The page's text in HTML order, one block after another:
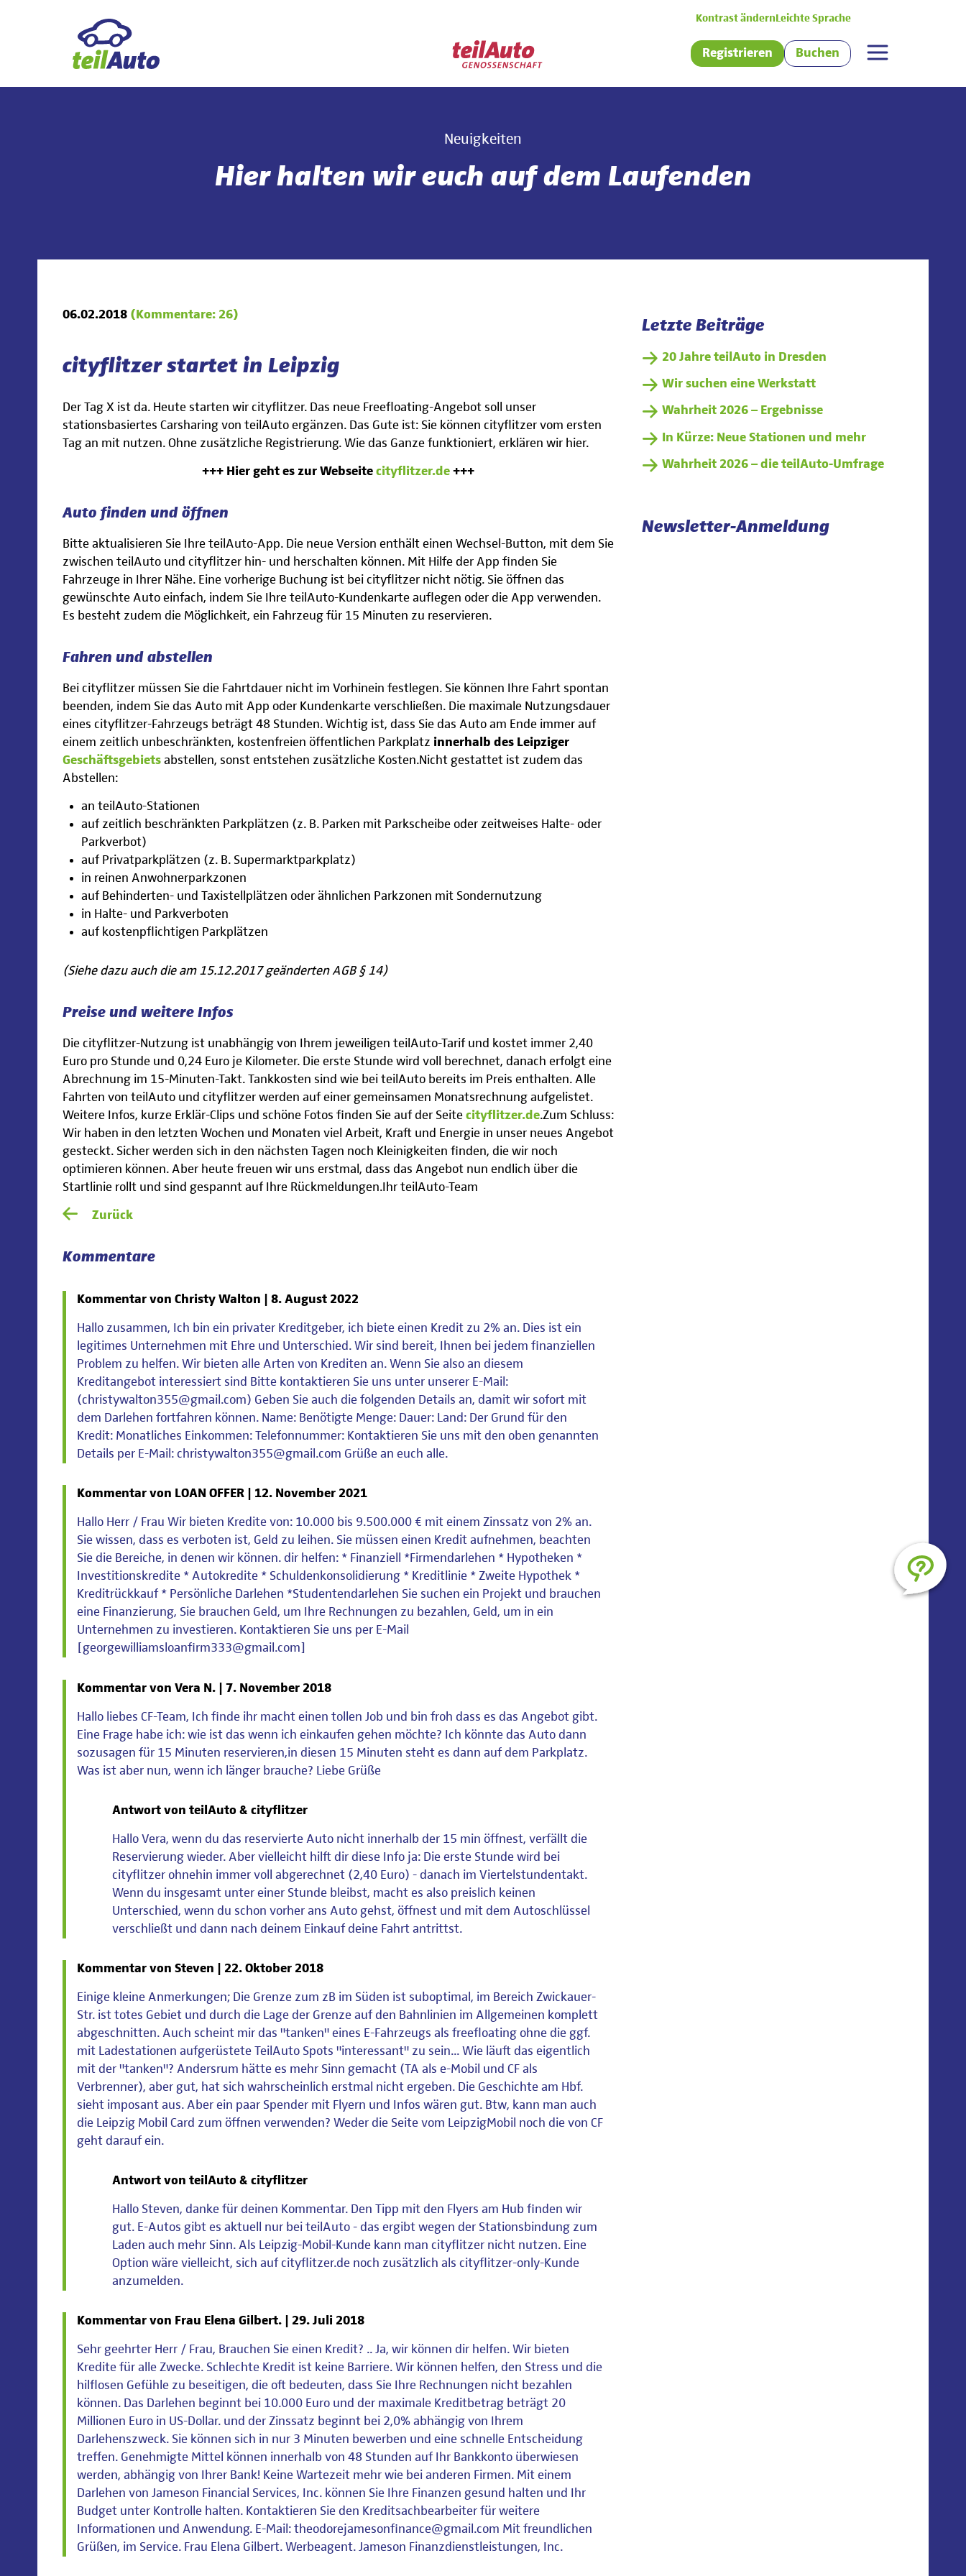
Kontrast ändern Leichte Sprache
Registrieren Buchen
Neuigkeiten
Hier halten wir euch auf dem Laufenden
06.02.2018 (Kommentare: 26)
cityflitzer startet in Leipzig
Der Tag X ist da. Heute starten wir cityflitzer. Das neue Freefloating-Angebot soll unser
stationsbasiertes Carsharing von teilAuto ergänzen. Das Gute ist: Sie können cityflitzer vom ersten
Tag an mit nutzen. Ohne zusätzliche Registrierung. Wie das Ganze funktioniert, erklären wir hier.
+++ Hier geht es zur Webseite cityflitzer.de +++
Auto finden und öffnen
Bitte aktualisieren Sie Ihre teilAuto-App. Die neue Version enthält einen Wechsel-Button, mit dem Sie
zwischen teilAuto und cityflitzer hin- und herschalten können. Mit Hilfe der App finden Sie
Fahrzeuge in Ihrer Nähe. Eine vorherige Buchung ist bei cityflitzer nicht nötig. Sie öffnen das
gewünschte Auto einfach, indem Sie Ihre teilAuto-Kundenkarte auflegen oder die App verwenden.
Es besteht zudem die Möglichkeit, ein Fahrzeug für 15 Minuten zu reservieren.
Fahren und abstellen
Bei cityflitzer müssen Sie die Fahrtdauer nicht im Vorhinein festlegen. Sie können Ihre Fahrt spontan
beenden, indem Sie das Auto mit App oder Kundenkarte verschließen. Die maximale Nutzungsdauer
eines cityflitzer-Fahrzeugs beträgt 48 Stunden. Wichtig ist, dass Sie das Auto am Ende immer auf
einem zeitlich unbeschränkten, kostenfreien öffentlichen Parkplatz innerhalb des Leipziger
Geschäftsgebiets abstellen, sonst entstehen zusätzliche Kosten.Nicht gestattet ist zudem das
Abstellen:
an teilAuto-Stationen
auf zeitlich beschränkten Parkplätzen (z. B. Parken mit Parkscheibe oder zeitweises Halte- oder
Parkverbot)
auf Privatparkplätzen (z. B. Supermarktparkplatz)
in reinen Anwohnerparkzonen
auf Behinderten- und Taxistellplätzen oder ähnlichen Parkzonen mit Sondernutzung
in Halte- und Parkverboten
auf kostenpflichtigen Parkplätzen
(Siehe dazu auch die am 15.12.2017 geänderten AGB § 14)
Preise und weitere Infos
Die cityflitzer-Nutzung ist unabhängig von Ihrem jeweiligen teilAuto-Tarif und kostet immer 2,40
Euro pro Stunde und 0,24 Euro je Kilometer. Die erste Stunde wird voll berechnet, danach erfolgt eine
Abrechnung im 15-Minuten-Takt. Tankkosten sind wie bei teilAuto bereits im Preis enthalten. Alle
Fahrten von teilAuto und cityflitzer werden auf einer gemeinsamen Monatsrechnung aufgelistet.
Weitere Infos, kurze Erklär-Clips und schöne Fotos finden Sie auf der Seite cityflitzer.de.Zum Schluss:
Wir haben in den letzten Wochen und Monaten viel Arbeit, Kraft und Energie in unser neues Angebot
gesteckt. Sicher werden sich in den nächsten Tagen noch Kleinigkeiten finden, die wir noch
optimieren können. Aber heute freuen wir uns erstmal, dass das Angebot nun endlich über die
Startlinie rollt und sind gespannt auf Ihre Rückmeldungen.Ihr teilAuto-Team
Zurück
Kommentare
Kommentar von Christy Walton | 8. August 2022
Hallo zusammen, Ich bin ein privater Kreditgeber, ich biete einen Kredit zu 2% an. Dies ist ein
legitimes Unternehmen mit Ehre und Unterschied. Wir sind bereit, Ihnen bei jedem finanziellen
Problem zu helfen. Wir bieten alle Arten von Krediten an. Wenn Sie also an diesem
Kreditangebot interessiert sind Bitte kontaktieren Sie uns unter unserer E-Mail:
(christywalton355@gmail.com) Geben Sie auch die folgenden Details an, damit wir sofort mit
dem Darlehen fortfahren können. Name: Benötigte Menge: Dauer: Land: Der Grund für den
Kredit: Monatliches Einkommen: Telefonnummer: Kontaktieren Sie uns mit den oben genannten
Details per E-Mail: christywalton355@gmail.com Grüße an euch alle.
Kommentar von LOAN OFFER | 12. November 2021
Hallo Herr / Frau Wir bieten Kredite von: 10.000 bis 9.500.000 € mit einem Zinssatz von 2% an.
Sie wissen, dass es verboten ist, Geld zu leihen. Sie müssen einen Kredit aufnehmen, beachten
Sie die Bereiche, in denen wir können. dir helfen: * Finanziell *Firmendarlehen * Hypotheken *
Investitionskredite * Autokredite * Schuldenkonsolidierung * Kreditlinie * Zweite Hypothek *
Kreditrückkauf * Persönliche Darlehen *Studentendarlehen Sie suchen ein Projekt und brauchen
eine Finanzierung, Sie brauchen Geld, um Ihre Rechnungen zu bezahlen, Geld, um in ein
Unternehmen zu investieren. Kontaktieren Sie uns per E-Mail
[georgewilliamsloanfirm333@gmail.com]
Kommentar von Vera N. | 7. November 2018
Hallo liebes CF-Team, Ich finde ihr macht einen tollen Job und bin froh dass es das Angebot gibt.
Eine Frage habe ich: wie ist das wenn ich einkaufen gehen möchte? Ich könnte das Auto dann
sozusagen für 15 Minuten reservieren,in diesen 15 Minuten steht es dann auf dem Parkplatz.
Was ist aber nun, wenn ich länger brauche? Liebe Grüße
Antwort von teilAuto & cityflitzer
Hallo Vera, wenn du das reservierte Auto nicht innerhalb der 15 min öffnest, verfällt die
Reservierung wieder. Aber vielleicht hilft dir diese Info ja: Die erste Stunde wird bei
cityflitzer ohnehin immer voll abgerechnet (2,40 Euro) - danach im Viertelstundentakt.
Wenn du insgesamt unter einer Stunde bleibst, macht es also preislich keinen
Unterschied, wenn du schon vorher ans Auto gehst, öffnest und mit dem Autoschlüssel
verschließt und dann nach deinem Einkauf deine Fahrt antrittst.
Kommentar von Steven | 22. Oktober 2018
Einige kleine Anmerkungen; Die Grenze zum zB im Süden ist suboptimal, im Bereich Zwickauer-
Str. ist totes Gebiet und durch die Lage der Grenze auf den Bahnlinien im Allgemeinen komplett
abgeschnitten. Auch scheint mir das "tanken" eines E-Fahrzeugs als freefloating ohne die ggf.
mit Ladestationen aufgerüstete TeilAuto Spots "interessant" zu sein... Wie läuft das eigentlich
mit der "tanken"? Andersrum hätte es mehr Sinn gemacht (TA als e-Mobil und CF als
Verbrenner), aber gut, hat sich wahrscheinlich erstmal nicht ergeben. Die Geschichte am Hbf.
sieht imposant aus. Aber ein paar Spender mit Flyern und Infos wären gut. Btw, kann man auch
die Leipzig Mobil Card zum öffnen verwenden? Weder die Seite vom LeipzigMobil noch die von CF
geht darauf ein.
Antwort von teilAuto & cityflitzer
Hallo Steven, danke für deinen Kommentar. Den Tipp mit den Flyers am Hub finden wir
gut. E-Autos gibt es aktuell nur bei teilAuto - das ergibt wegen der Stationsbindung zum
Laden auch mehr Sinn. Als Leipzig-Mobil-Kunde kann man cityflitzer nicht nutzen. Eine
Option wäre vielleicht, sich auf cityflitzer.de noch zusätzlich als cityflitzer-only-Kunde
anzumelden.
Kommentar von Frau Elena Gilbert. | 29. Juli 2018
Sehr geehrter Herr / Frau, Brauchen Sie einen Kredit? .. Ja, wir können dir helfen. Wir bieten
Kredite für alle Zwecke. Schlechte Kredit ist keine Barriere. Wir können helfen, den Stress und die
hilflosen Gefühle zu beseitigen, die oft bedeuten, dass Sie Ihre Rechnungen nicht bezahlen
können. Das Darlehen beginnt bei 10.000 Euro und der maximale Kreditbetrag beträgt 20
Millionen Euro in US-Dollar. und der Zinssatz beginnt bei 2,0% abhängig von Ihrem
Darlehenszweck. Sie können sich in nur 3 Minuten bewerben und eine schnelle Entscheidung
treffen. Genehmigte Mittel können innerhalb von 48 Stunden auf Ihr Bankkonto überwiesen
werden, abhängig von Ihrer Bank! Keine Wartezeit mehr wie bei anderen Firmen. Mit einem
Darlehen von Jameson Financial Services, Inc. können Sie Ihre Finanzen gesund halten und Ihr
Budget unter Kontrolle halten. Kontaktieren Sie den Kreditsachbearbeiter für weitere
Informationen und Anwendung. E-Mail: theodorejamesonfinance@gmail.com Mit freundlichen
Grüßen, im Service. Frau Elena Gilbert. Werbeagent. Jameson Finanzdienstleistungen, Inc.
Letzte Beiträge
20 Jahre teilAuto in Dresden
Wir suchen eine Werkstatt
Wahrheit 2026 – Ergebnisse
In Kürze: Neue Stationen und mehr
Wahrheit 2026 – die teilAuto-Umfrage
Newsletter-Anmeldung